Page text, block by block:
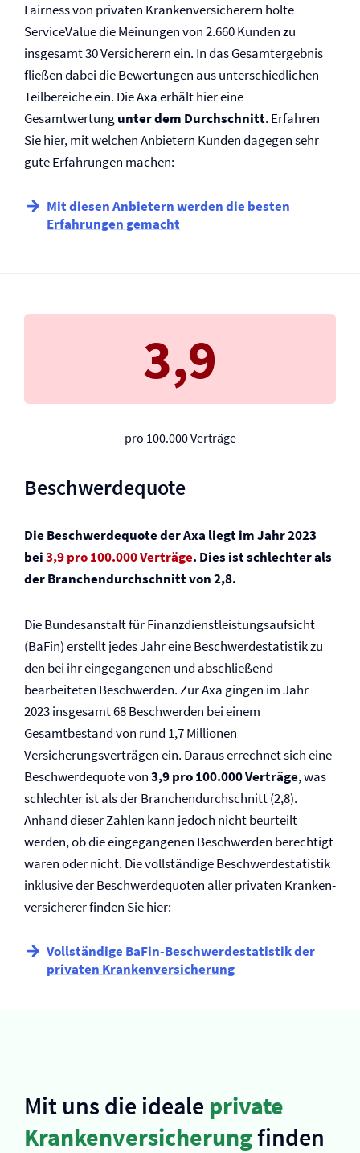
Fairness von privaten Kranken­versicherern holte
ServiceValue die Meinungen von 2.660 Kunden zu
insgesamt 30 Versicherern ein. In das Gesamtergebnis
fließen dabei die Bewertungen aus unterschiedlichen
Teilbereiche ein. Die Axa erhält hier eine
Gesamtwertungunter dem Durchschnitt. Erfahren
Sie hier, mit welchen Anbietern Kunden dagegen sehr
gute Erfahrungen machen:
Mit diesen Anbietern werden die besten
Erfahrungen gemacht
3,9
pro 100.000 Verträge
Beschwerdequote
Die Beschwerdequote der Axa liegt im Jahr 2023
bei3,9 pro 100.000 Verträge. Dies ist schlechter als
der Branchendurchschnitt von 2,8.
Die Bundesanstalt für Finanzdienstleistungsaufsicht
(BaFin) erstellt jedes Jahr eine Beschwerdestatistik zu
den bei ihr eingegangenen und abschließend
bearbeiteten Beschwerden. Zur Axa gingen im Jahr
2023 insgesamt 68 Beschwerden bei einem
Gesamtbestand von rund 1,7 Millionen
Versicherungsverträgen ein. Daraus errechnet sich eine
Beschwerdequote von3,9 pro 100.000 Verträge, was
schlechter ist als der Branchendurchschnitt (2,8).
Anhand dieser Zahlen kann jedoch nicht beurteilt
werden, ob die eingegangenen Beschwerden berechtigt
waren oder nicht. Die vollständige Beschwerdestatistik
inklusive der Beschwerdequoten aller privaten Kranken­
versicherer finden Sie hier:
Vollständige BaFin-Beschwerdestatistik der
privaten Kranken­versicherung
Mit uns die ideale private
Kranken­versicherungfinden